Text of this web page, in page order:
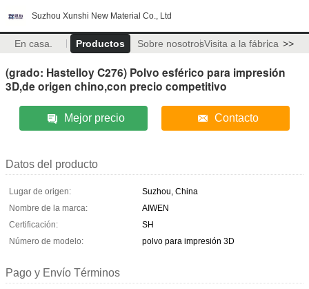
Suzhou Xunshi New Material Co., Ltd
En casa. Productos Sobre nosotrosVisita a la fábrica >>
(grado: Hastelloy C276) Polvo esférico para impresión
3D,de origen chino,con precio competitivo
Mejor precio Contacto
Datos del producto
Lugar de origen:
Suzhou, China
Nombre de la marca:
AIWEN
Certificación:
SH
Número de modelo:
polvo para impresión 3D
Pago y Envío Términos